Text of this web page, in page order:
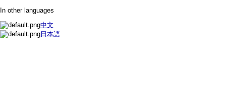
In other languages
中文
日本語